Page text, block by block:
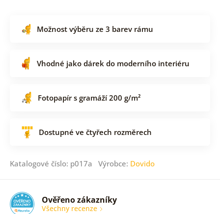
Možnost výběru ze 3 barev rámu
Vhodné jako dárek do moderního interiéru
Fotopapír s gramáží 200 g/m²
Dostupné ve čtyřech rozměrech
Katalogové číslo: p017a Výrobce: Dovido
Ověřeno zákazníky
Všechny recenze